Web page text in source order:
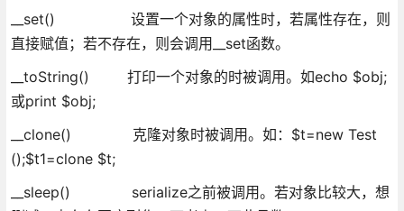
__set() 设置一个对象的属性时，若属性存在，则
直接赋值；若不存在，则会调用__set函数。
__toString() 打印一个对象的时被调用。如echo $obj;
或print $obj;
__clone() 克隆对象时被调用。如：$t=new Test
();$t1=clone $t;
__sleep() serialize之前被调用。若对象比较大，想